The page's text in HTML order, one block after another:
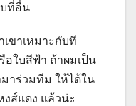
บที่อื่น
ขาเหมาะกับที
อใบสีฟ้า ถ้าผมเป็น
มาร่วมทีม ให้ได้ใน
งส์แดง แล้วน่ะ